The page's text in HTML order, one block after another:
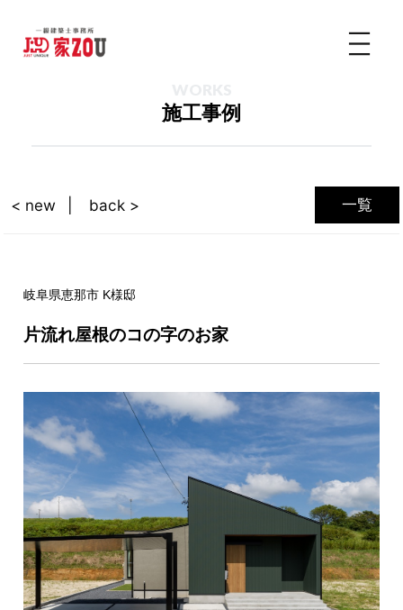
施工事例
一覧
< new back >
岐阜県恵那市 K様邸
片流れ屋根のコの字のお家